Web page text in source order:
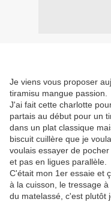
Je viens vous proposer
tiramisu mangue passion.
J'ai fait cette charlotte
partais au début pour un
dans un plat classique
biscuit cuillère que je
voulais essayer de
et pas en ligues parallèle.
C'était mon 1er essaie et
à la cuisson, le tressage
du matelassé, c'est plutôt